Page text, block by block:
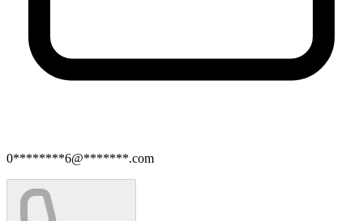
0********6@*******.com